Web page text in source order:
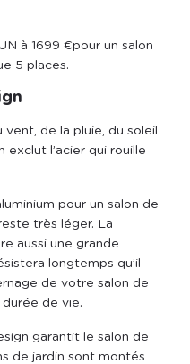
à 1699 €pour un salon
5 places.
vent, de la pluie, du soleil
exclut l’acier qui rouille
pour un salon de
très léger. La
aussi une grande
longtemps qu’il
de votre salon de
durée de vie.
garantit le salon de
de jardin sont montés